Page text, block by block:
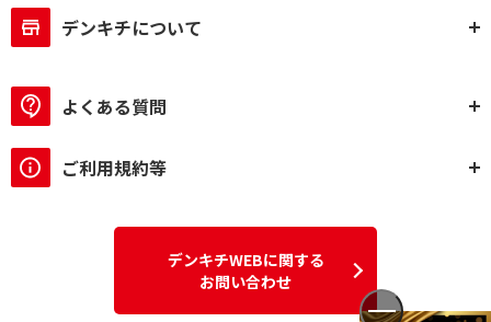
デンキチについて
よくある質問
ご利用規約等
デンキチWEBに関する
お問い合わせ